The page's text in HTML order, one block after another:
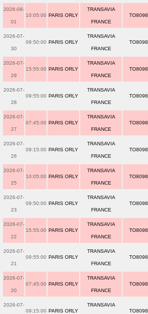
2026-08-
01
10:05:00 PARIS ORLY
TRANSAVIA
FRANCE
TO8098
2026-07-
30
09:50:00 PARIS ORLY
TRANSAVIA
FRANCE
TO8098
2026-07-
29
15:55:00 PARIS ORLY
TRANSAVIA
FRANCE
TO8098
2026-07-
28
09:55:00 PARIS ORLY
TRANSAVIA
FRANCE
TO8098
2026-07-
27
07:45:00 PARIS ORLY
TRANSAVIA
FRANCE
TO8098
2026-07-
26
09:15:00 PARIS ORLY
TRANSAVIA
FRANCE
TO8098
2026-07-
25
10:05:00 PARIS ORLY
TRANSAVIA
FRANCE
TO8098
2026-07-
23
09:50:00 PARIS ORLY
TRANSAVIA
FRANCE
TO8098
2026-07-
22
15:55:00 PARIS ORLY
TRANSAVIA
FRANCE
TO8098
2026-07-
21
09:55:00 PARIS ORLY
TRANSAVIA
FRANCE
TO8098
2026-07-
20
07:45:00 PARIS ORLY
TRANSAVIA
FRANCE
TO8098
2026-07-
09:15:00 PARIS ORLY
TRANSAVIA
TO8098